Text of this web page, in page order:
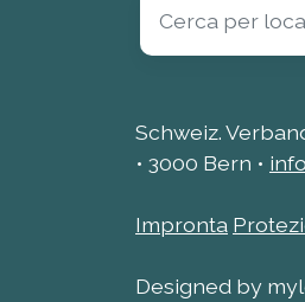
Schweiz.
• 3000 Bern •
Impronta
Designed by